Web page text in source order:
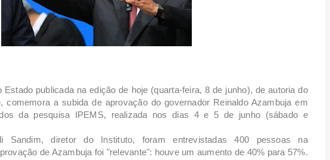
Estado publicada na edição de hoje (quarta-feira, 8 de junho), de autoria do
comemora a subida de aprovação do governador Reinaldo Azambuja em
da pesquisa IPEMS, realizada nos dias 4 e 5 de junho (sábado e
Sandim, diretor do Instituto, foram entrevistadas 400 pessoas na
de Azambuja foi "relevante": houve um aumento de 40% para 57%.